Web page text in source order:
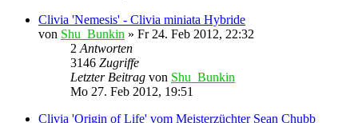
Clivia 'Nemesis' - Clivia miniata Hybride
von Shu_Bunkin » Fr 24. Feb 2012, 22:32
2 Antworten
3146 Zugriffe
Letzter Beitrag von Shu_Bunkin
Mo 27. Feb 2012, 19:51
Clivia 'Origin of Life' vom Meisterzüchter Sean Chubb